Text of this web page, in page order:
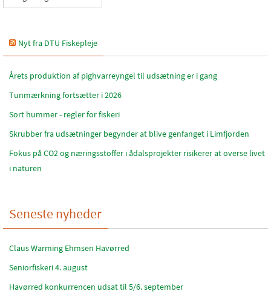
Nyt fra DTU Fiskepleje
Årets produktion af pighvarreyngel til udsætning er i gang
Tunmærkning fortsætter i 2026
Sort hummer - regler for fiskeri
Skrubber fra udsætninger begynder at blive genfanget i Limfjorden
Fokus på CO2 og næringsstoffer i ådalsprojekter risikerer at overse livet
i naturen
Seneste nyheder
Claus Warming Ehmsen Havørred
Seniorfiskeri 4. august
Havørred konkurrencen udsat til 5/6. september